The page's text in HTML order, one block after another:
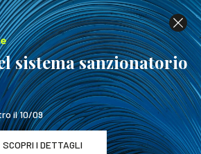
sistema sanzionatorio
il 10/09
SCOPRI I DETTAGLI